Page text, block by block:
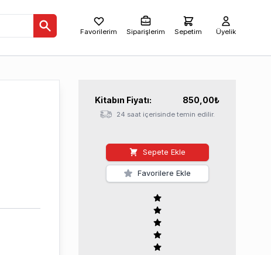
Favorilerim Siparişlerim Sepetim Üyelik
Kitabın Fiyatı: 850,00₺
24 saat içerisinde temin edilir.
Sepete Ekle
Favorilere Ekle